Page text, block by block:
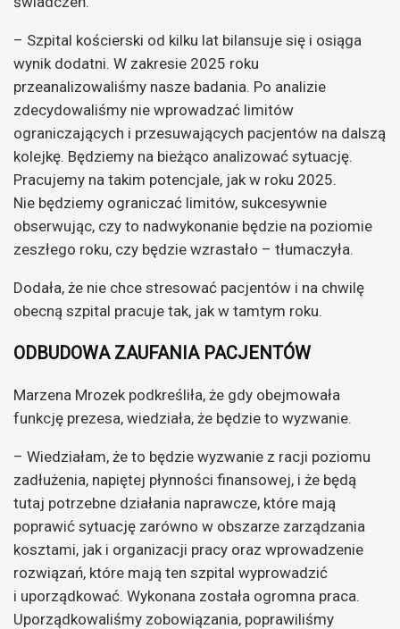
– Szpital kościerski od kilku lat bilansuje się i osiąga
wynik dodatni. W zakresie 2025 roku
przeanalizowaliśmy nasze badania. Po analizie
zdecydowaliśmy nie wprowadzać limitów
ograniczających i przesuwających pacjentów na dalszą
kolejkę. Będziemy na bieżąco analizować sytuację.
Pracujemy na takim potencjale, jak w roku 2025.
Nie będziemy ograniczać limitów, sukcesywnie
obserwując, czy to nadwykonanie będzie na poziomie
zeszłego roku, czy będzie wzrastało – tłumaczyła.
Dodała, że nie chce stresować pacjentów i na chwilę
obecną szpital pracuje tak, jak w tamtym roku.
ODBUDOWA ZAUFANIA PACJENTÓW
Marzena Mrozek podkreśliła, że gdy obejmowała
funkcję prezesa, wiedziała, że będzie to wyzwanie.
– Wiedziałam, że to będzie wyzwanie z racji poziomu
zadłużenia, napiętej płynności finansowej, i że będą
tutaj potrzebne działania naprawcze, które mają
poprawić sytuację zarówno w obszarze zarządzania
kosztami, jak i organizacji pracy oraz wprowadzenie
rozwiązań, które mają ten szpital wyprowadzić
i uporządkować. Wykonana została ogromna praca.
Uporządkowaliśmy zobowiązania, poprawiliśmy